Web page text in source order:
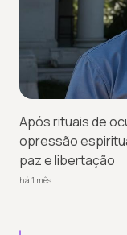
Após rituais de
opressão
paz e libertação
há 1 mês